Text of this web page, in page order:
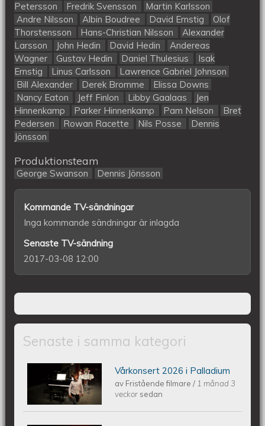
Petersson
Fredrik Svensson
Martin Karlsson
Andre Nilsson
Albin Boudree David Ernstig
Olof
Thorstensson
Hans-Christian Nilsson
Alexander
Larsson
John Hedin David Hedin
Andereas
Wagner
Gustav Hedin Daniel Thulesius
Isak
Ernstig
Linus Carlsson
Lawrence Gabriel Johnson
Bill Alexander
Derek Bromme
Elissa Downs
Nancy Eaton
Jeff Finlon Libby Gaalaas
Jen
Hinnenkamp
Parker Hinnenkamp Pam Nelson
Bret
Pedersen
Rowan Racette Nils Posse
Dennis
Jönsson
Produktionsteam
George Swanson Dennis Jönsson
Kommande TV-sändningar
Inga kommande sändningar är inlagda
Senaste TV-sändning
2017-03-08 12:00
Senaste i samma kategori
Piano Marly Azevedo Andersson
Vårkonsert PALLADIUM 2026 06 10
Vårkonsert 2026 i Palladium
av Fristående filmare/ 1 månad 3
veckor sedan